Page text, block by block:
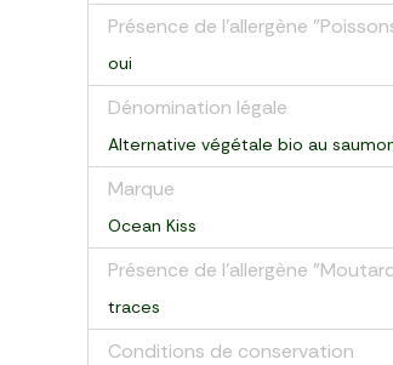
Présence de l'allergène
oui
Dénomination légale
Alternative végétale bio au
Marque
Ocean Kiss
Présence de l'allergène
traces
Conditions de conservation